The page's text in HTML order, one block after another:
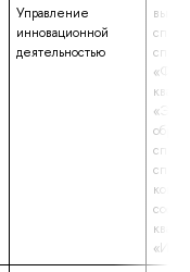
Управление
инновационной
деятельностью